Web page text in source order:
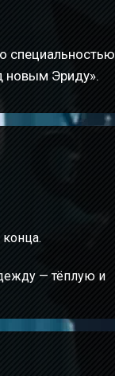
специальностью
новым Эриду».
конца.
— тёплую и